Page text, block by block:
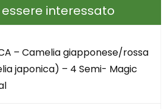
interessato
– Camelia giapponese/rossa
japonica) – 4 Semi- Magic